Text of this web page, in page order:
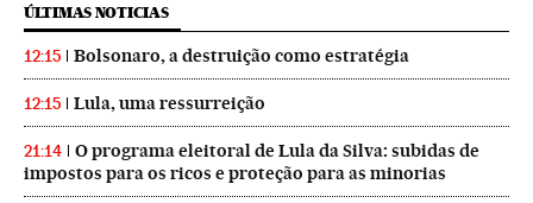
ÚLTIMAS NOTICIAS
12:15 Bolsonaro, a destruição como estratégia
12:15 Lula, uma ressurreição
21:14
O programa eleitoral de Lula da Silva: subidas de
impostos para os ricos e proteção para as minorias